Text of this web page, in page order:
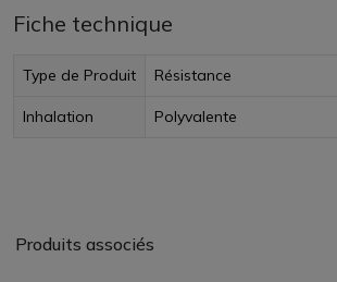
Fiche technique
Type de Produit Résistance
Inhalation Polyvalente
Produits associés